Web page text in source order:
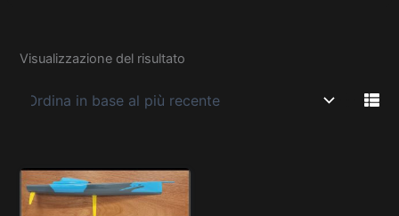
Visualizzazione del risultato